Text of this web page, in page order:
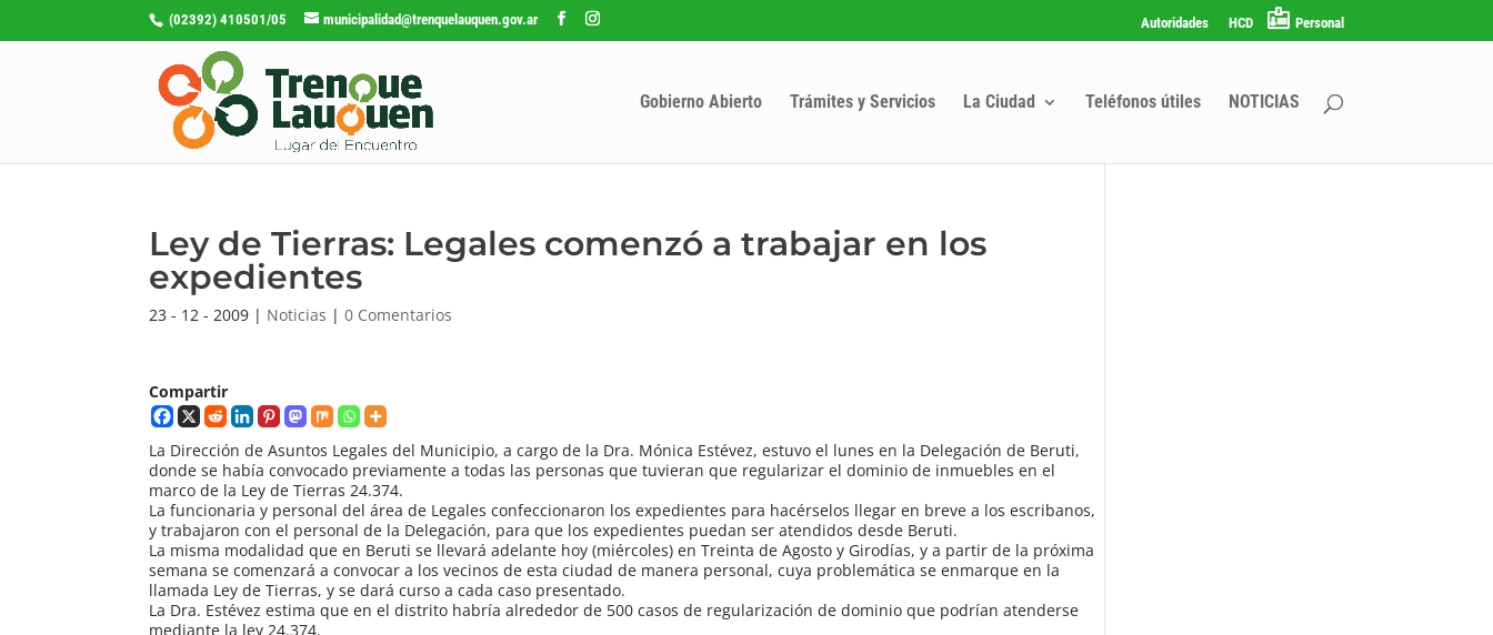
(02392) 410501/05 municipalidad@trenquelauquen.gov.ar Autoridades HCD Personal
Gobierno Abierto Trámites y Servicios La Ciudad Teléfonos útiles NOTICIAS
Ley de Tierras: Legales comenzó a trabajar en los
expedientes
23 - 12 - 2009 | Noticias |0 Comentarios
Compartir
La Dirección de Asuntos Legales del Municipio, a cargo de la Dra. Mónica Estévez, estuvo el lunes en la Delegación de Beruti,
donde se había convocado previamente a todas las personas que tuvieran que regularizar el dominio de inmuebles en el
marco de la Ley de Tierras 24.374.
La funcionaria y personal del área de Legales confeccionaron los expedientes para hacérselos llegar en breve a los escribanos,
y trabajaron con el personal de la Delegación, para que los expedientes puedan ser atendidos desde Beruti.
La misma modalidad que en Beruti se llevará adelante hoy (miércoles) en Treinta de Agosto y Girodías, y a partir de la próxima
semana se comenzará a convocar a los vecinos de esta ciudad de manera personal, cuya problemática se enmarque en la
llamada Ley de Tierras, y se dará curso a cada caso presentado.
La Dra. Estévez estima que en el distrito habría alrededor de 500 casos de regularización de dominio que podrían atenderse
mediante la ley 24.374.